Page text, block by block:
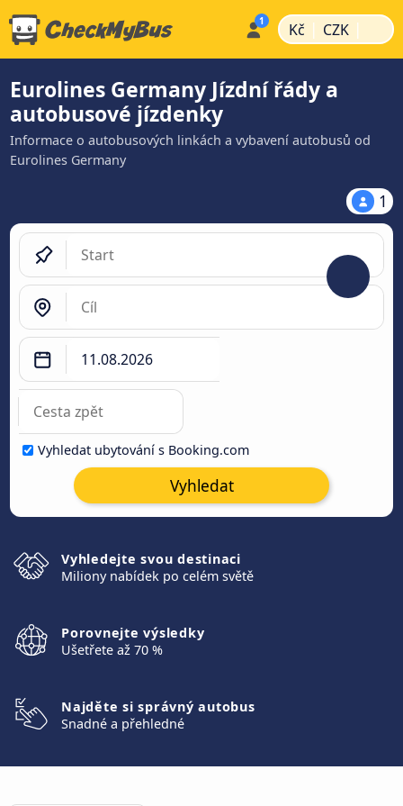
Kč | CZK |
Eurolines Germany Jízdní řády a
autobusové jízdenky
Informace o autobusových linkách a vybavení autobusů od
Eurolines Germany
1
Vyhledat ubytování s Booking.com
Vyhledat
Vyhledejte svou destinaci
Miliony nabídek po celém světě
Porovnejte výsledky
Ušetřete až 70 %
Najděte si správný autobus
Snadné a přehledné